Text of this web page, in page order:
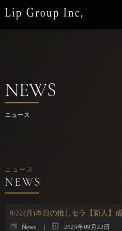
NEWS
ニュース
ニュース
9/22(月)本日の推しセラ【新人】
News 2025年09月22日